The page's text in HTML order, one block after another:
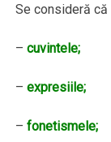
Se consideră că
–cuvintele;
–expresiile;
–fonetismele;